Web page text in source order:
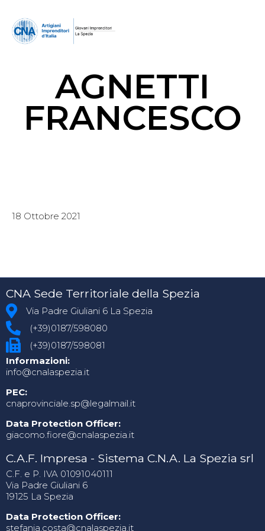
AGNETTI
FRANCESCO
18 Ottobre 2021
CNA Sede Territoriale della Spezia
Via Padre Giuliani 6 La Spezia
(+39)0187/598080
(+39)0187/598081
Informazioni:
info@cnalaspezia.it
PEC:
cnaprovinciale.sp@legalmail.it
Data Protection Officer:
giacomo.fiore@cnalaspezia.it
C.A.F. Impresa - Sistema C.N.A. La Spezia srl
C.F. e P. IVA 01091040111
Via Padre Giuliani 6
19125 La Spezia
Data Protection Officer:
stefania.costa@cnalaspezia.it